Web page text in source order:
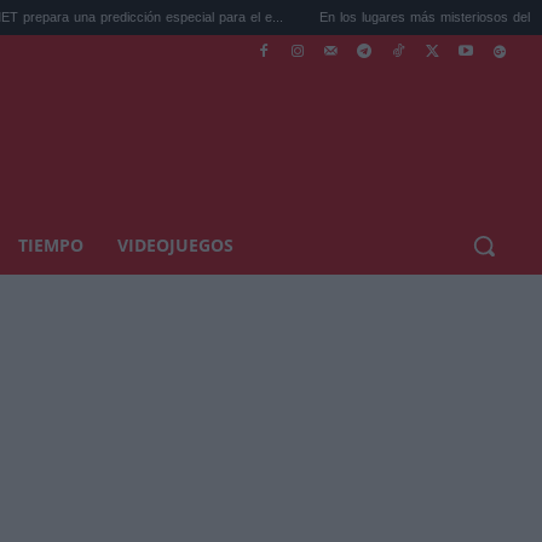
especial para el e... En los lugares más misteriosos del planeta: Stoneh...
TIEMPO VIDEOJUEGOS